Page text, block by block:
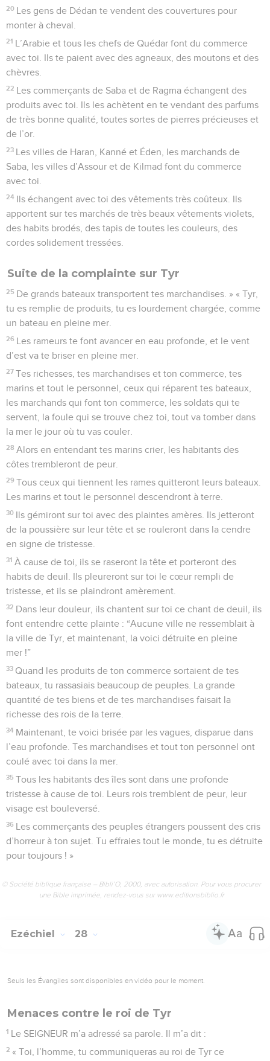
20 Les gens de Dédan te vendent des couvertures pour
monter à cheval.
21 L’Arabie et tous les chefs de Quédar font du commerce
avec toi. Ils te paient avec des agneaux, des moutons et des
chèvres.
22 Les commerçants de Saba et de Ragma échangent des
produits avec toi. Ils les achètent en te vendant des parfums
de très bonne qualité, toutes sortes de pierres précieuses et
de l’or.
23 Les villes de Haran, Kanné et Éden, les marchands de
Saba, les villes d’Assour et de Kilmad font du commerce
avec toi.
24 Ils échangent avec toi des vêtements très coûteux. Ils
apportent sur tes marchés de très beaux vêtements violets,
des habits brodés, des tapis de toutes les couleurs, des
cordes solidement tressées.
Suite de la complainte sur Tyr
25 De grands bateaux transportent tes marchandises. » « Tyr,
tu es remplie de produits, tu es lourdement chargée, comme
un bateau en pleine mer.
26 Les rameurs te font avancer en eau profonde, et le vent
d’est va te briser en pleine mer.
27 Tes richesses, tes marchandises et ton commerce, tes
marins et tout le personnel, ceux qui réparent tes bateaux,
les marchands qui font ton commerce, les soldats qui te
servent, la foule qui se trouve chez toi, tout va tomber dans
la mer le jour où tu vas couler.
28 Alors en entendant tes marins crier, les habitants des
côtes trembleront de peur.
29 Tous ceux qui tiennent les rames quitteront leurs bateaux.
Les marins et tout le personnel descendront à terre.
30 Ils gémiront sur toi avec des plaintes amères. Ils jetteront
de la poussière sur leur tête et se rouleront dans la cendre
en signe de tristesse.
31 À cause de toi, ils se raseront la tête et porteront des
habits de deuil. Ils pleureront sur toi le cœur rempli de
tristesse, et ils se plaindront amèrement.
32 Dans leur douleur, ils chantent sur toi ce chant de deuil, ils
font entendre cette plainte : “Aucune ville ne ressemblait à
la ville de Tyr, et maintenant, la voici détruite en pleine
mer !”
33 Quand les produits de ton commerce sortaient de tes
bateaux, tu rassasiais beaucoup de peuples. La grande
quantité de tes biens et de tes marchandises faisait la
richesse des rois de la terre.
34 Maintenant, te voici brisée par les vagues, disparue dans
l’eau profonde. Tes marchandises et tout ton personnel ont
coulé avec toi dans la mer.
35 Tous les habitants des îles sont dans une profonde
tristesse à cause de toi. Leurs rois tremblent de peur, leur
visage est bouleversé.
36 Les commerçants des peuples étrangers poussent des cris
d’horreur à ton sujet. Tu effraies tout le monde, tu es détruite
pour toujours ! »
© Société biblique française – Bibli’O, 2000, avec autorisation. Pour vous procurer
une Bible imprimée, rendez-vous sur www.editionsbiblio.fr
Ezéchiel 28
Seuls les Évangiles sont disponibles en vidéo pour le moment.
Menaces contre le roi de Tyr
1 Le SEIGNEUR m’a adressé sa parole. Il m’a dit :
2 « Toi, l’homme, tu communiqueras au roi de Tyr ce